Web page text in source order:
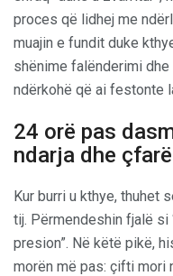
proces që lidhej me
muajin e fundit duke
shënime falënderimi
ndërkohë që ai festonte
24 orë pas
ndarja dhe
Kur burri u kthye, thuhet
tij. Përmendeshin fjalë si
presion”. Në këtë pikë,
morën më pas: çifti mori